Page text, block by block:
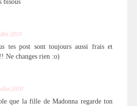
bisous
2010
tes post sont toujours aussi frais et
Ne changes rien :o)
2010
que la fille de Madonna regarde ton